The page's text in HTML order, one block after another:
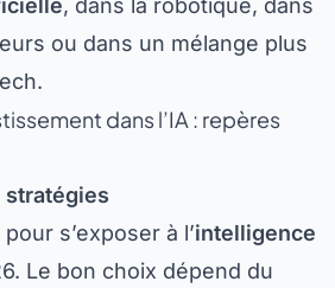
ou dans un mélange plus
dans l’IA : repères
stratégies
pour s’exposer à l’intelligence
Le bon choix dépend du